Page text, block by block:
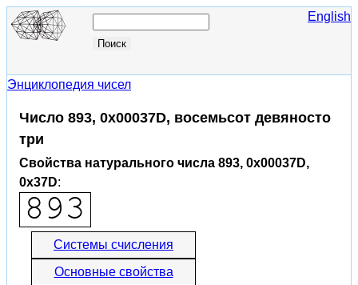
English
Энциклопедия чисел
Число 893, 0x00037D, восемьсот девяносто
три
Свойства натурального числа 893, 0x00037D,
0x37D:
Системы счисления
Основные свойства